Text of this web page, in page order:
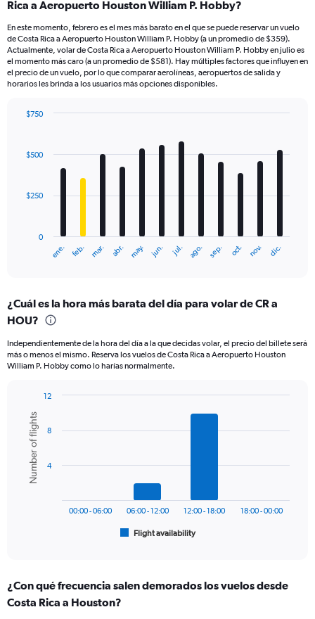
Rica a Aeropuerto Houston William P. Hobby?
En este momento, febrero es el mes más barato en el que se puede reservar un vuelo
de Costa Rica a Aeropuerto Houston William P. Hobby (a un promedio de $359).
Actualmente, volar de Costa Rica a Aeropuerto Houston William P. Hobby en julio es
el momento más caro (a un promedio de $581). Hay múltiples factores que influyen en
el precio de un vuelo, por lo que comparar aerolíneas, aeropuertos de salida y
horarios les brinda a los usuarios más opciones disponibles.
with
12
The
Range:
12
The
chart
axis
displaying
values.
Range:
ene. feb. mar. abr. may. jun. jul. ago. sep. oct. nov. dic.
0
$250
$500
$750
¿Cuál es la hora más barata del día para volar de CR a
HOU?
Independientemente de la hora del día a la que decidas volar, el precio del billete será
más o menos el mismo. Reserva los vuelos de Costa Rica a Aeropuerto Houston
William P. Hobby como lo harías normalmente.
chart
with
bars.
The
Range:
6
Chart
graphic.
Number of flights
Flight availability
00:00 - 06:00 06:00 - 12:00 12:00 - 18:00 18:00 - 00:00
4
8
12
¿Con qué frecuencia salen demorados los vuelos desde
Costa Rica a Houston?